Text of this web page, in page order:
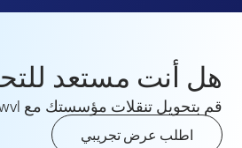
هل أنت مستعد
قم بتحويل تنقلات مؤسستك مع Swvl.
اطلب عرض تجريبي